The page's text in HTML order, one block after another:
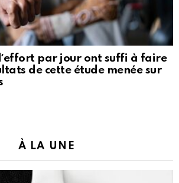
par jour ont suffi à faire
de cette étude menée sur
À LA UNE